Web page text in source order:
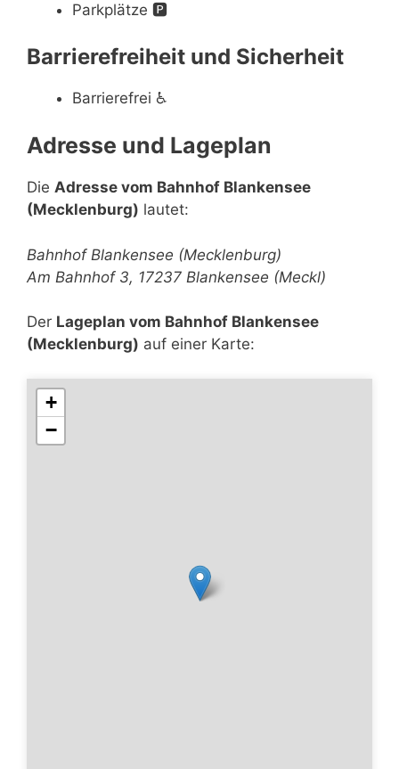
Parkplätze 🅿️
Barrierefreiheit und Sicherheit
Barrierefrei ♿
Adresse und Lageplan
Die Adresse vom Bahnhof Blankensee
(Mecklenburg) lautet:
Bahnhof Blankensee (Mecklenburg)
Am Bahnhof 3, 17237 Blankensee (Meckl)
Der Lageplan vom Bahnhof Blankensee
(Mecklenburg) auf einer Karte:
+
−